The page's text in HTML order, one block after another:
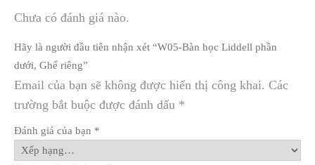
Chưa có đánh giá nào.
Hãy là người đầu tiên nhận xét “W05-Bàn học Liddell phần
dưới, Ghế riêng”
Email của bạn sẽ không được hiển thị công khai. Các
trường bắt buộc được đánh dấu *
Đánh giá của bạn *